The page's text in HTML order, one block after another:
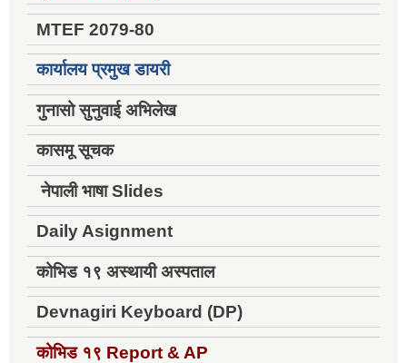
MTEF 2079-80
कार्यालय प्रमुख डायरी
गुनासो सुनुवाई अभिलेख
कासमू सूचक
नेपाली भाषा Slides
Daily Asignment
कोभिड १९ अस्थायी अस्पताल
Devnagiri Keyboard (DP)
कोभिड १९ Report & AP